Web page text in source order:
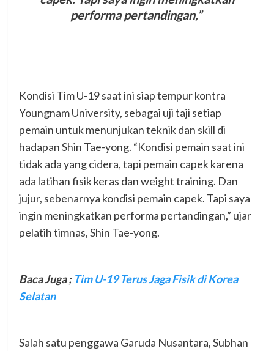
performa pertandingan,”
Kondisi Tim U-19 saat ini siap tempur kontra
Youngnam University, sebagai uji taji setiap
pemain untuk menunjukan teknik dan skill di
hadapan Shin Tae-yong. “Kondisi pemain saat ini
tidak ada yang cidera, tapi pemain capek karena
ada latihan fisik keras dan weight training. Dan
jujur, sebenarnya kondisi pemain capek. Tapi saya
ingin meningkatkan performa pertandingan,” ujar
pelatih timnas, Shin Tae-yong.
Baca Juga; Tim U-19 Terus Jaga Fisik di Korea
Selatan
Salah satu penggawa Garuda Nusantara, Subhan